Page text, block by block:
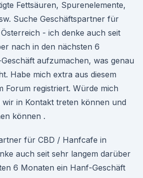
Fettsäuren, Spurenelemente,
Suche Geschäftspartner für
- ich denke auch seit
nach in den nächsten 6
aufzumachen, was genau
Habe mich extra aus diesem
Forum registriert. Würde mich
in Kontakt treten können und
können .
für CBD / Hanfcafe in
auch seit sehr langem darüber
6 Monaten ein Hanf-Geschäft